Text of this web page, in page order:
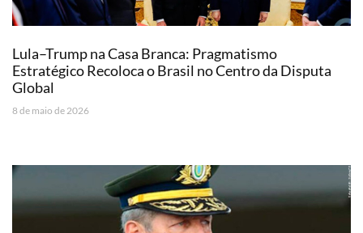
Lula–Trump na Casa Branca: Pragmatismo
Estratégico Recoloca o Brasil no Centro da Disputa
Global
8 de maio de 2026